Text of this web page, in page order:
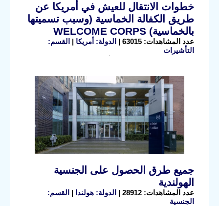
خطوات الانتقال للعيش في أمريكا عن
طريق الكفالة الخماسية (وسبب تسميتها
بالخماسية) WELCOME CORPS
عدد المشاهدات: 63015 | الدولة: أمريكا | القسم:
التأشيرات
جميع طرق الحصول على الجنسية
الهولندية
عدد المشاهدات: 28912 | الدولة: هولندا | القسم:
الجنسية